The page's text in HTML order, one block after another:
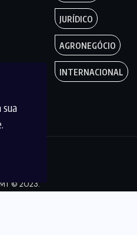
sua
JURÍDICO
AGRONEGÓCIO
INTERNACIONAL
© 2023.